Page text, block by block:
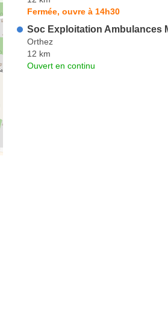
Fermée, ouvre à 14h30
Soc Exploitation Ambulances
Orthez
12 km
Ouvert en continu